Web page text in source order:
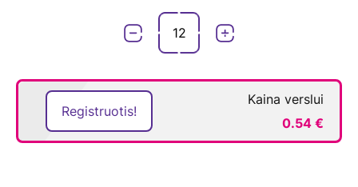
Registruotis!
Kaina verslui
0.54 €